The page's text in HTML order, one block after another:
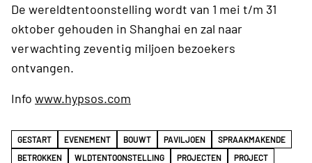
De wereldtentoonstelling wordt van 1 mei t/m 31
oktober gehouden in Shanghai en zal naar
verwachting zeventig miljoen bezoekers
ontvangen.
Info www.hypsos.com
GESTART EVENEMENT BOUWT PAVILJOEN
SPRAAKMAKENDE
BETROKKEN
WLDTENTOONSTELLING PROJECTEN
PROJECT